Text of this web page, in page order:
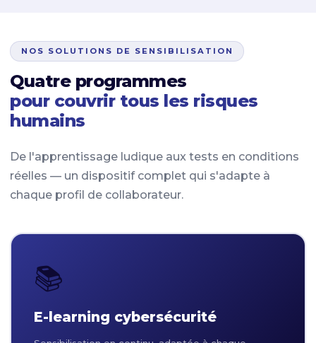
NOS SOLUTIONS DE SENSIBILISATION
Quatre programmes
pour couvrir tous les risques
humains
De l'apprentissage ludique aux tests en conditions
réelles — un dispositif complet qui s'adapte à
chaque profil de collaborateur.
📚
E-learning cybersécurité